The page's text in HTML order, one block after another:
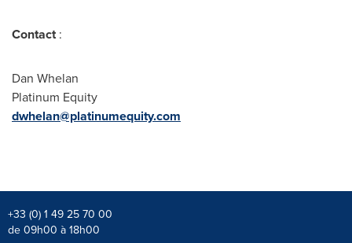
Contact:
Dan Whelan
Platinum Equity
dwhelan@platinumequity.com
+33 (0) 1 49 25 70 00
de 09h00 à 18h00